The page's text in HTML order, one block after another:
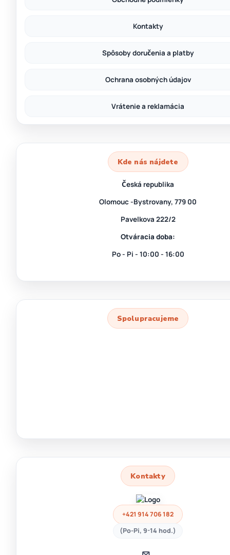
Kontakty
Spôsoby doručenia a platby
Ochrana osobných údajov
Vrátenie a reklamácia
Kde nás nájdete
Česká republika
Olomouc -Bystrovany, 779 00
Pavelkova 222/2
Otváracia doba:
Po - Pi - 10:00 - 16:00
Spolupracujeme
Kontakty
+421 914 706 182
(Po-Pi, 9-14 hod.)